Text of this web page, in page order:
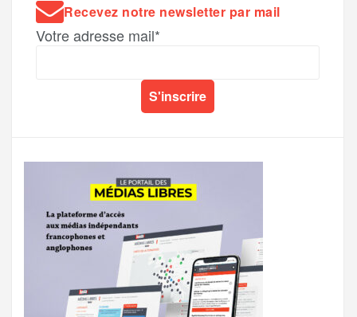
Recevez notre newsletter par mail
Votre adresse mail*